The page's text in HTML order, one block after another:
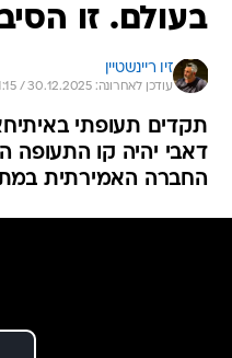
בעולם. זו
זיו ריינשטיין
עודכן לאחרונה: 30.12.2025 / 11:15
תקדים תעופתי
דאבי יהיה קו התעופה
החברה האמירתית